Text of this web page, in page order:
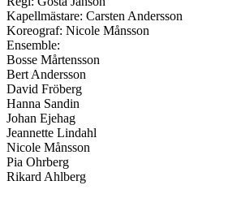
Kapellmästare: Carsten Andersson
Koreograf: Nicole Månsson
Ensemble:
Bosse Mårtensson
Bert Andersson
David Fröberg
Hanna Sandin
Johan Ejehag
Jeannette Lindahl
Nicole Månsson
Pia Ohrberg
Rikard Ahlberg